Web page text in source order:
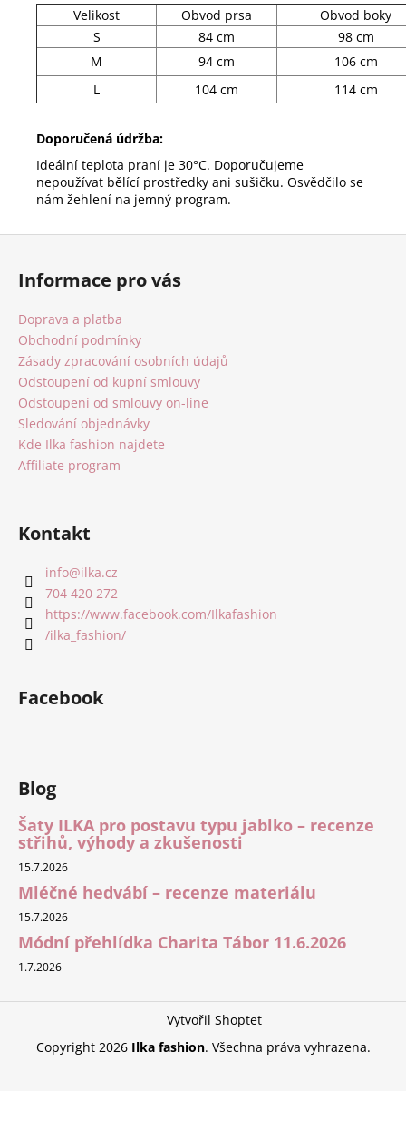
Velikost Obvod prsa
Obvod boky
S
84 cm
98 cm
M
94 cm
106 cm
L
104 cm 114 cm
Doporučená údržba:
Ideální teplota praní je 30°C. Doporučujeme
nepoužívat bělící prostředky ani sušičku. Osvědčilo se
nám žehlení na jemný program.
Z
Informace pro vás
Doprava a platba
Obchodní podmínky
Zásady zpracování osobních údajů
Odstoupení od kupní smlouvy
Odstoupení od smlouvy on-line
Sledování objednávky
Kde Ilka fashion najdete
Affiliate program
Kontakt
info@ilka.cz
704 420 272
https://www.facebook.com/Ilkafashion
/ilka_fashion/
Facebook
Blog
Šaty ILKA pro postavu typu jablko – recenze
střihů, výhody a zkušenosti
15.7.2026
Mléčné hedvábí – recenze materiálu
15.7.2026
Módní přehlídka Charita Tábor 11.6.2026
1.7.2026
Vytvořil Shoptet
Copyright 2026 Ilka fashion. Všechna práva vyhrazena.